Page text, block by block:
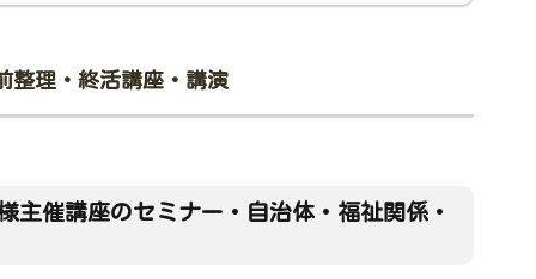
整理・終活講座・講演
主催講座のセミナー・自治体・福祉関係・